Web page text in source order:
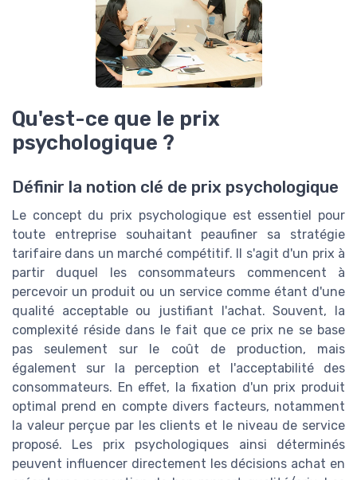
Qu'est-ce que le prix
psychologique ?
Définir la notion clé de prix psychologique
Le concept du prix psychologique est essentiel pour
toute entreprise souhaitant peaufiner sa stratégie
tarifaire dans un marché compétitif. Il s'agit d'un prix à
partir duquel les consommateurs commencent à
percevoir un produit ou un service comme étant d'une
qualité acceptable ou justifiant l'achat. Souvent, la
complexité réside dans le fait que ce prix ne se base
pas seulement sur le coût de production, mais
également sur la perception et l'acceptabilité des
consommateurs. En effet, la fixation d'un prix produit
optimal prend en compte divers facteurs, notamment
la valeur perçue par les clients et le niveau de service
proposé. Les prix psychologiques ainsi déterminés
peuvent influencer directement les décisions achat en